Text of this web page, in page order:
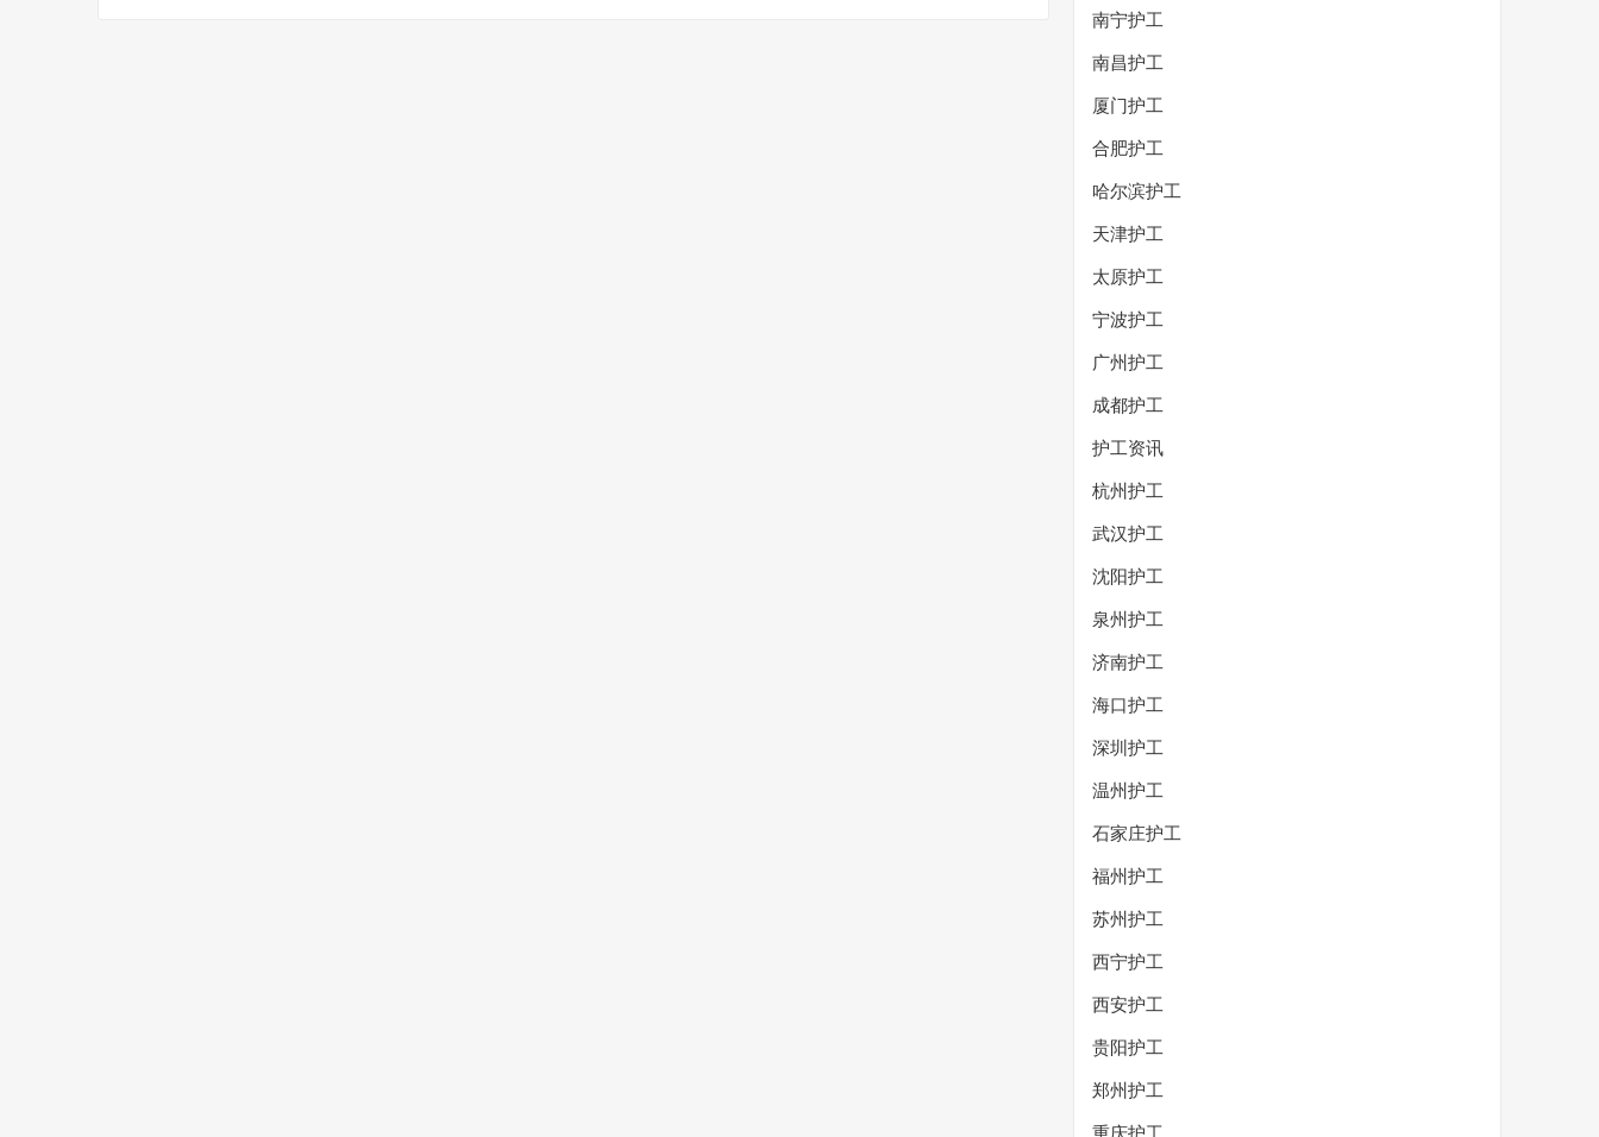
南宁护工
南昌护工
厦门护工
合肥护工
哈尔滨护工
天津护工
太原护工
宁波护工
广州护工
成都护工
护工资讯
杭州护工
武汉护工
沈阳护工
泉州护工
济南护工
海口护工
深圳护工
温州护工
石家庄护工
福州护工
苏州护工
西宁护工
西安护工
贵阳护工
郑州护工